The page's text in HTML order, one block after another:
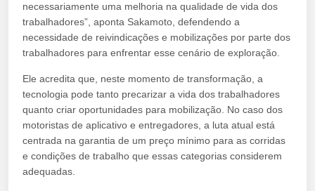
necessariamente uma melhoria na qualidade de vida dos
trabalhadores”, aponta Sakamoto, defendendo a
necessidade de reivindicações e mobilizações por parte dos
trabalhadores para enfrentar esse cenário de exploração.
Ele acredita que, neste momento de transformação, a
tecnologia pode tanto precarizar a vida dos trabalhadores
quanto criar oportunidades para mobilização. No caso dos
motoristas de aplicativo e entregadores, a luta atual está
centrada na garantia de um preço mínimo para as corridas
e condições de trabalho que essas categorias considerem
adequadas.